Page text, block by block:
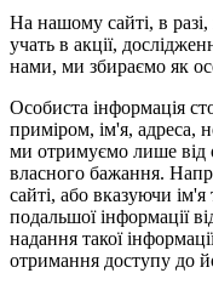
На нашому сайті, в
учать в акції,
нами, ми збираємо як
Особиста інформація
приміром, ім'я, адреса,
ми отримуємо лише від
власного бажання.
сайті, або вказуючи
подальшої інформації
надання такої
отримання доступу до